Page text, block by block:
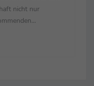
nicht nur
zu den